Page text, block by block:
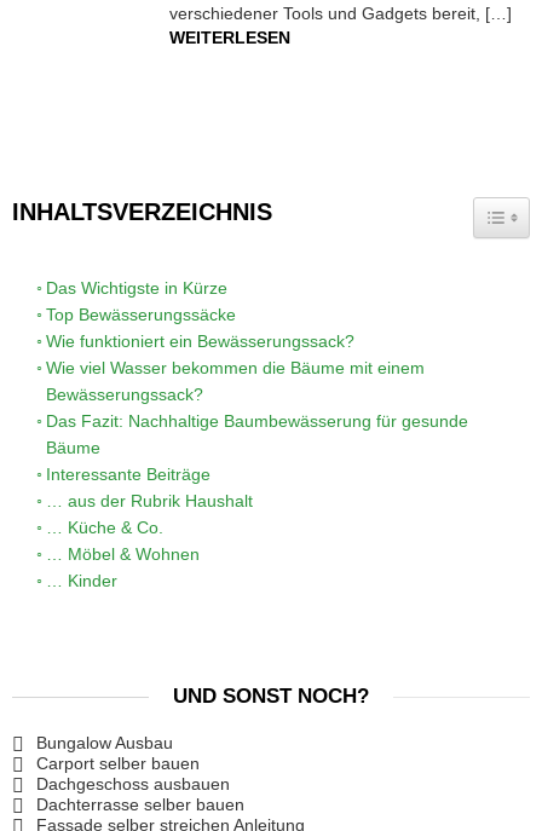
verschiedener Tools und Gadgets bereit, […]
WEITERLESEN
INHALTSVERZEICHNIS
Das Wichtigste in Kürze
Top Bewässerungssäcke
Wie funktioniert ein Bewässerungssack?
Wie viel Wasser bekommen die Bäume mit einem
Bewässerungssack?
Das Fazit: Nachhaltige Baumbewässerung für gesunde
Bäume
Interessante Beiträge
… aus der Rubrik Haushalt
… Küche & Co.
… Möbel & Wohnen
… Kinder
UND SONST NOCH?
Bungalow Ausbau
Carport selber bauen
Dachgeschoss ausbauen
Dachterrasse selber bauen
Fassade selber streichen Anleitung